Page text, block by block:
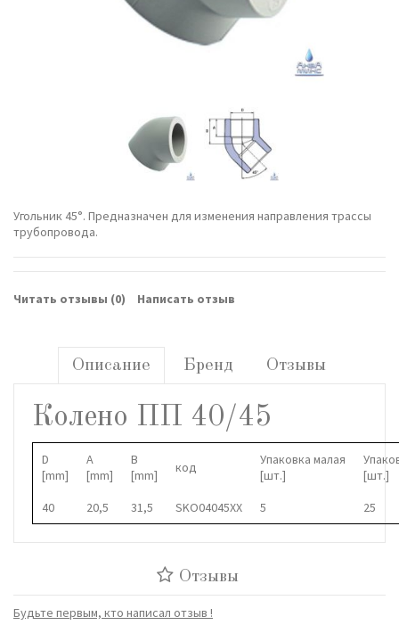
Угольник 45°. Предназначен для изменения направления трассы
трубопровода.
Читать отзывы (0) Написать отзыв
Описание Бренд Отзывы
Колено ПП 40/45
D
[mm]
A
[mm]
B
[mm]
код
Упаковка малая
[шт.]
[шт.]
40
20,5 31,5 SKO04045XX 5 25
Отзывы
Будьте первым, кто написал отзыв !